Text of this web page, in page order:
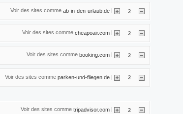
Voir des sites comme ab-in-den-urlaub.de | 2
Voir des sites comme cheapoair.com | 2
Voir des sites comme booking.com 2
Voir des sites comme parken-und-fliegen.de | 2
Voir des sites comme tripadvisor.com | 2